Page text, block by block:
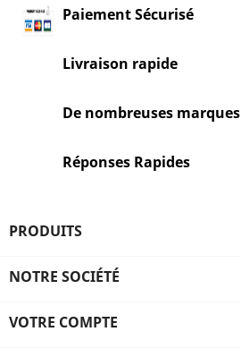
Paiement Sécurisé
Livraison rapide
De nombreuses marques
Réponses Rapides
PRODUITS
NOTRE SOCIÉTÉ
VOTRE COMPTE